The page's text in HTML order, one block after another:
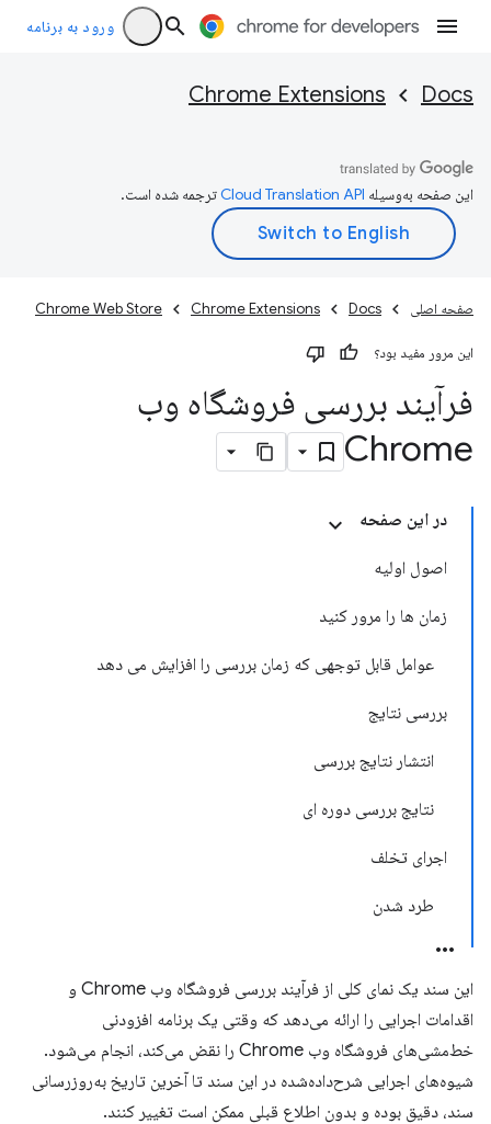
ورود به برنامه
Docs
Chrome Extensions
این صفحه به‌وسیله ترجمه شده است.
صفحه اصلی Docs
Chrome Extensions
Chrome Web Store
این مرور مفید بود؟
فرآیند بررسی فروشگاه وب
Chrome
در این صفحه
اصول اولیه
زمان ها را مرور کنید
عوامل قابل توجهی که زمان بررسی را افزایش می دهد
بررسی نتایج
انتشار نتایج بررسی
نتایج بررسی دوره ای
اجرای تخلف
طرد شدن
این سند یک نمای کلی از فرآیند بررسی فروشگاه وب Chrome و
اقدامات اجرایی را ارائه می‌دهد که وقتی یک برنامه افزودنی
خط‌مشی‌های فروشگاه وب Chrome را نقض می‌کند، انجام می‌شود.
شیوه‌های اجرایی شرح‌داده‌شده در این سند تا آخرین تاریخ به‌روزرسانی
سند، دقیق بوده و بدون اطلاع قبلی ممکن است تغییر کنند.